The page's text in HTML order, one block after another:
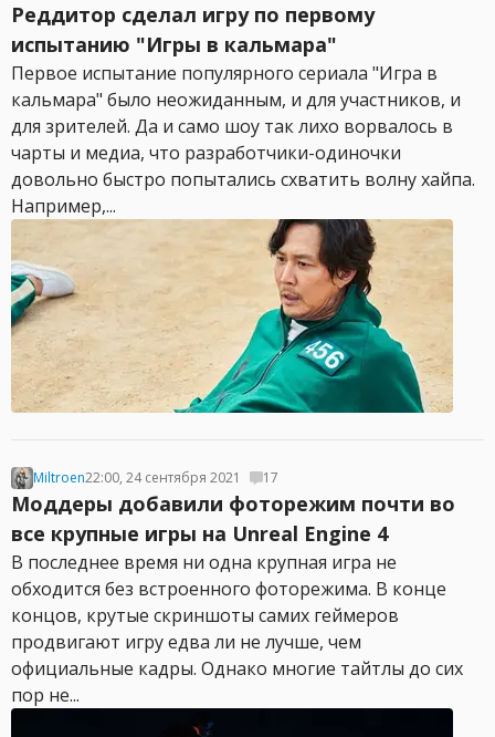
Реддитор сделал игру по первому
испытанию "Игры в кальмара"
Первое испытание популярного сериала "Игра в
кальмара" было неожиданным, и для участников, и
для зрителей. Да и само шоу так лихо ворвалось в
чарты и медиа, что разработчики-одиночки
довольно быстро попытались схватить волну хайпа.
Например,...
Miltroen22:00, 24 сентября 2021 17
Моддеры добавили фоторежим почти во
все крупные игры на Unreal Engine 4
В последнее время ни одна крупная игра не
обходится без встроенного фоторежима. В конце
концов, крутые скриншоты самих геймеров
продвигают игру едва ли не лучше, чем
официальные кадры. Однако многие тайтлы до сих
пор не...